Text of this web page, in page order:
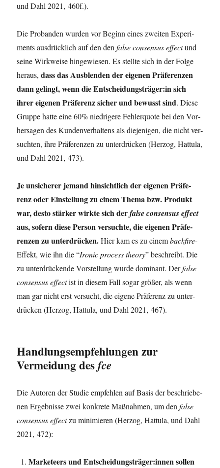
und Dahl 2021, 460f.).
Die Pro­ban­den wur­den vor Beginn eines zwei­ten Expe­ri­
ments aus­drück­lich auf den denfal­se con­sen­sus effectund
sei­ne Wirk­wei­se hin­ge­wie­sen. Es stell­te sich in der Fol­ge
her­aus,dass das Aus­blen­den der eige­nen Prä­fe­ren­zen
dann gelingt, wenn die Entscheidungsträger:in sich
ihrer eige­nen Prä­fe­renz sicher und bewusst sind. Die­se
Grup­pe hat­te eine 60% nied­ri­ge­re Feh­ler­quo­te bei den Vor­
her­sa­gen des Kun­den­ver­hal­tens als die­je­ni­gen, die nicht ver­
such­ten, ihre Prä­fe­ren­zen zu unter­drü­cken (Her­zog, Hat­tu­la,
und Dahl 2021, 473).
Je unsi­che­rer jemand hin­sicht­lich der eige­nen Prä­fe­
renz oder Ein­stel­lung zu einem The­ma bzw. Pro­dukt
war, des­to stär­ker wirk­te sich derfal­se con­sen­sus effect
aus, sofern die­se Per­son ver­such­te, die eige­nen Prä­fe­
ren­zen zu unter­drü­cken.Hier kam es zu einemback­fi­re-
Effekt, wie ihn die “Iro­nic pro­cess theo­ry” beschreibt. Die
zu unter­drü­cken­de Vor­stel­lung wur­de domi­nant. Derfal­se
con­sen­sus effectist in die­sem Fall sogar grö­ßer, als wenn
man gar nicht erst ver­sucht, die eige­ne Prä­fe­renz zu unter­
drü­cken (Her­zog, Hat­tu­la, und Dahl 2021, 467).
Handlungsempfehlungen zur
Vermeidung desfce
Die Autoren der Stu­die emp­feh­len auf Basis der beschrie­be­
nen Ergeb­nis­se zwei kon­kre­te Maß­nah­men, um denfal­se
con­sen­sus effectzu mini­mie­ren (Her­zog, Hat­tu­la, und Dahl
2021, 472):
Mar­ke­teers und Entscheidungsträger:innen sol­len